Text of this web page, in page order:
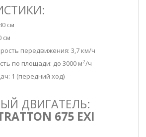
см
см
передвижения: 3,7 км/ч
по площади: до 3000 м2/ч
1 (передний ход)
ДВИГАТЕЛЬ:
675 EXI